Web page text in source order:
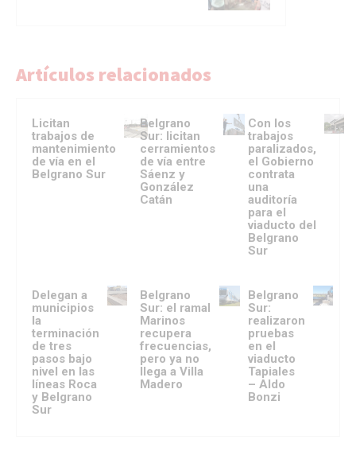
Artículos relacionados
Licitan
trabajos de
mantenimiento
de vía en el
Belgrano Sur
Belgrano
Sur: licitan
cerramientos
de vía entre
Sáenz y
González
Catán
Con los
trabajos
paralizados,
el Gobierno
contrata
una
auditoría
para el
viaducto del
Belgrano
Sur
Delegan a
municipios
la
terminación
de tres
pasos bajo
nivel en las
líneas Roca
y Belgrano
Sur
Belgrano
Sur: el ramal
Marinos
recupera
frecuencias,
pero ya no
llega a Villa
Madero
Belgrano
Sur:
realizaron
pruebas
en el
viaducto
Tapiales
– Aldo
Bonzi